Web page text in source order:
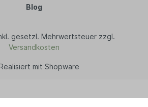
Blog
gesetzl. Mehrwertsteuer zzgl.
Versandkosten
Realisiert mit Shopware